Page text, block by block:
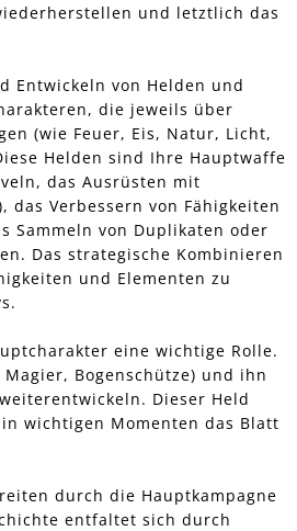
und letztlich das
Entwickeln von Helden und
die jeweils über
(wie Feuer, Eis, Natur, Licht,
Helden sind Ihre Hauptwaffe
das Ausrüsten mit
das Verbessern von Fähigkeiten
Sammeln von Duplikaten oder
Das strategische Kombinieren
und Elementen zu
eine wichtige Rolle.
Bogenschütze) und ihn
Dieser Held
wichtigen Momenten das Blatt
durch die Hauptkampagne
entfaltet sich durch